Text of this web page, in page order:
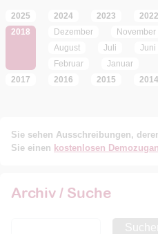
2025 2024 2023 2022
2018
Dezember November
August
Juli Juni
Februar
Januar
2017
2016 2015 2014
Sie sehen Ausschreibungen,
Sie einen kostenlosen
Archiv / Suche
Suchen